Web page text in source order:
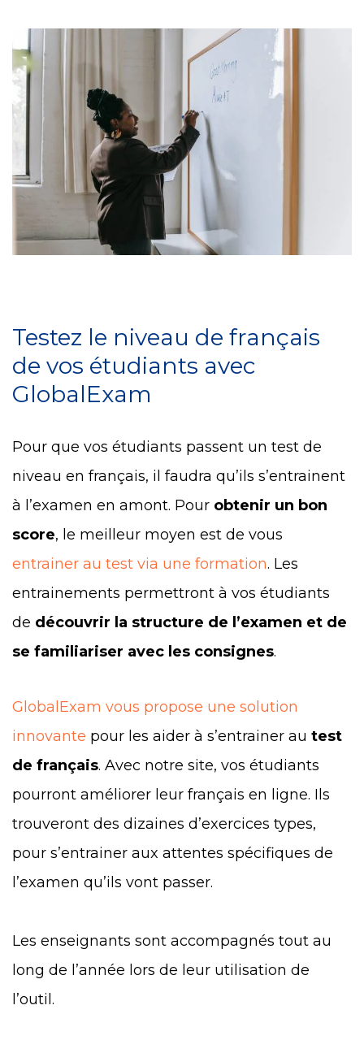
Testez le niveau de français
de vos étudiants avec
GlobalExam
Pour que vos étudiants passent un test de
niveau en français, il faudra qu’ils s’entrainent
à l’examen en amont. Pour obtenir un bon
score, le meilleur moyen est de vous
entrainer au test via une formation. Les
entrainements permettront à vos étudiants
de découvrir la structure de l’examen et de
se familiariser avec les consignes.
GlobalExam vous propose une solution
innovante pour les aider à s’entrainer au test
de français. Avec notre site, vos étudiants
pourront améliorer leur français en ligne. Ils
trouveront des dizaines d’exercices types,
pour s’entrainer aux attentes spécifiques de
l’examen qu’ils vont passer.
Les enseignants sont accompagnés tout au
long de l’année lors de leur utilisation de
l’outil.